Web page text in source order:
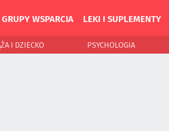
WSPARCIA LEKI I SUPLEMENTY
I DZIECKO PSYCHOLOGIA